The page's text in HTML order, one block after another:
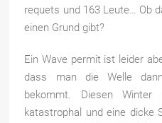
requets und 163 Leute… Ob
einen Grund gibt?
Ein Wave permit ist leider
dass man die Welle
bekommt. Diesen
katastrophal und eine dicke